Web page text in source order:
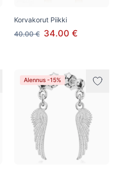
Korvakorut Piikki
40.00 € 34.00 €
Alennus -15%